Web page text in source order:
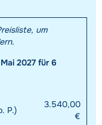
um
2027 für 6
P.)
3.540,00
€